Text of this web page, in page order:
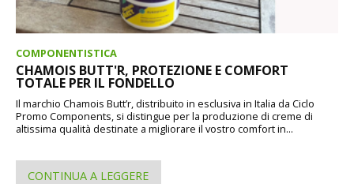
COMPONENTISTICA
CHAMOIS BUTT'R, PROTEZIONE E COMFORT
TOTALE PER IL FONDELLO
Il marchio Chamois Butt’r, distribuito in esclusiva in Italia da Ciclo
Promo Components, si distingue per la produzione di creme di
altissima qualità destinate a migliorare il vostro comfort in...
CONTINUA A LEGGERE